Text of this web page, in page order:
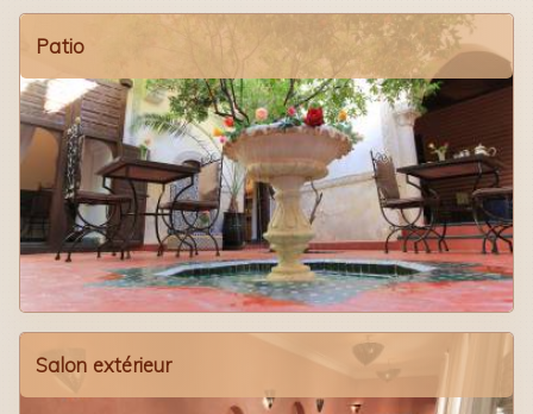
Patio
Salon extérieur